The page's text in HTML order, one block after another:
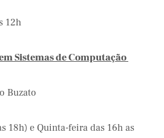
12h
Sistemas de Computação
Buzato
18h) e Quinta-feira das 16h as